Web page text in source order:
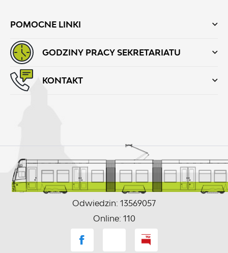
POMOCNE LINKI
GODZINY PRACY SEKRETARIATU
KONTAKT
Odwiedzin: 13569057
Online: 110